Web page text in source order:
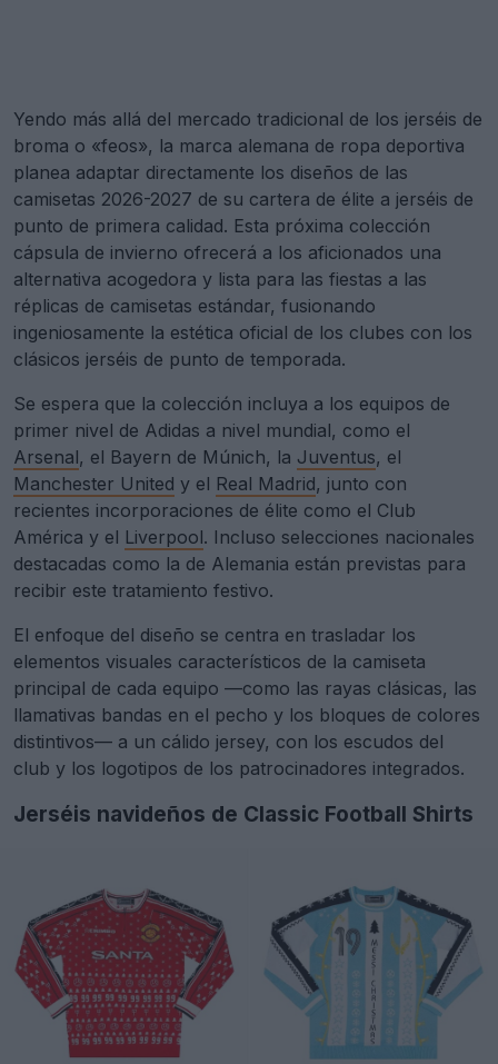
Yendo más allá del mercado tradicional de los jerséis de
broma o «feos», la marca alemana de ropa deportiva
planea adaptar directamente los diseños de las
camisetas 2026-2027 de su cartera de élite a jerséis de
punto de primera calidad. Esta próxima colección
cápsula de invierno ofrecerá a los aficionados una
alternativa acogedora y lista para las fiestas a las
réplicas de camisetas estándar, fusionando
ingeniosamente la estética oficial de los clubes con los
clásicos jerséis de punto de temporada.
Se espera que la colección incluya a los equipos de
primer nivel de Adidas a nivel mundial, como el
Arsenal, el Bayern de Múnich, la Juventus, el
Manchester United y el Real Madrid, junto con
recientes incorporaciones de élite como el Club
América y el Liverpool. Incluso selecciones nacionales
destacadas como la de Alemania están previstas para
recibir este tratamiento festivo.
El enfoque del diseño se centra en trasladar los
elementos visuales característicos de la camiseta
principal de cada equipo —como las rayas clásicas, las
llamativas bandas en el pecho y los bloques de colores
distintivos— a un cálido jersey, con los escudos del
club y los logotipos de los patrocinadores integrados.
Jerséis navideños de Classic Football Shirts